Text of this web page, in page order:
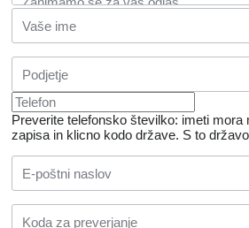
GA4822
GA2007
G10005
G10235
G10203
G10107
GA0167
G10647
GD1132
G10646
GD11311
GA5876
GA5877
GA5873
Preverite telefonsko številko: imeti mora
zapisa in klicno kodo države. S to